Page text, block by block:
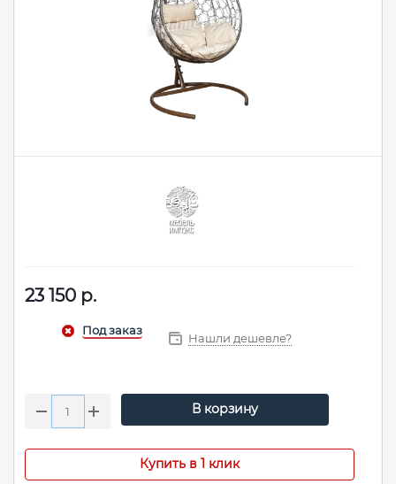
23 150 р.
Нашли дешевле?
В корзину
Купить в 1 клик